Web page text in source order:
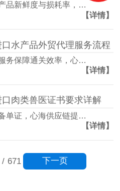
品新鲜度与损耗率，…
【详情】
口水产品外贸代理服务流程
务保障通关效率，心…
【详情】
口肉类兽医证书要求详解
单证，心海供应链提…
【详情】
/ 671 下一页